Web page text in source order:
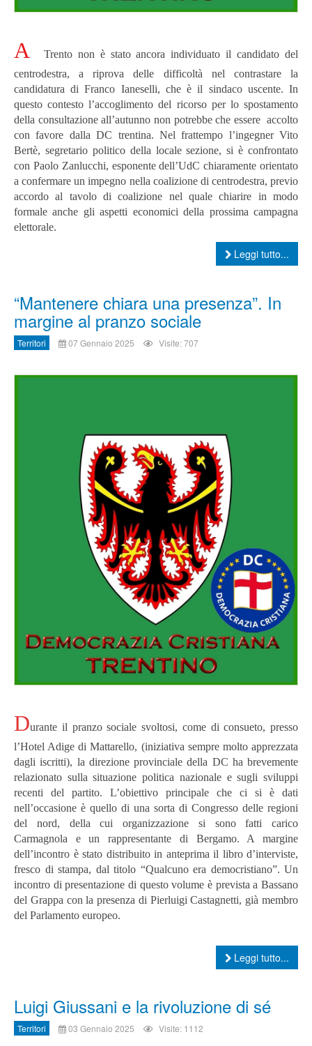
A
Trento non è stato ancora individuato il candidato del
centrodestra, a riprova delle difficoltà nel contrastare la
candidatura di Franco Ianeselli, che è il sindaco uscente. In
questo contesto l’accoglimento del ricorso per lo spostamento
della consultazione all’autunno non potrebbe che essere accolto
con favore dalla DC trentina. Nel frattempo l’ingegner Vito
Bertè, segretario politico della locale sezione, si è confrontato
con Paolo Zanlucchi, esponente dell’UdC chiaramente orientato
a confermare un impegno nella coalizione di centrodestra, previo
accordo al tavolo di coalizione nel quale chiarire in modo
formale anche gli aspetti economici della prossima campagna
elettorale.
Leggi tutto...
“Mantenere chiara una presenza”. In
margine al pranzo sociale
Territori 07 Gennaio 2025 Visite: 707
Durante il pranzo sociale svoltosi, come di consueto, presso
l’Hotel Adige di Mattarello, (iniziativa sempre molto apprezzata
dagli iscritti), la direzione provinciale della DC ha brevemente
relazionato sulla situazione politica nazionale e sugli sviluppi
recenti del partito. L’obiettivo principale che ci si è dati
nell’occasione è quello di una sorta di Congresso delle regioni
del nord, della cui organizzazione si sono fatti carico
Carmagnola e un rappresentante di Bergamo. A margine
dell’incontro è stato distribuito in anteprima il libro d’interviste,
fresco di stampa, dal titolo “Qualcuno era democristiano”. Un
incontro di presentazione di questo volume è prevista a Bassano
del Grappa con la presenza di Pierluigi Castagnetti, già membro
del Parlamento europeo.
Leggi tutto...
Luigi Giussani e la rivoluzione di sé
Territori 03 Gennaio 2025 Visite: 1112